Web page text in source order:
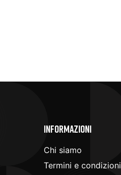
Informazioni
Chi siamo
Termini e condizioni